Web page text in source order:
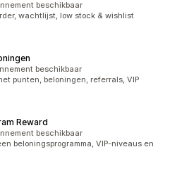
beschikbaar
wachtlijst, low stock & wishlist
beschikbaar
punten, beloningen, referrals, VIP
Reward
beschikbaar
beloningsprogramma, VIP-niveaus en